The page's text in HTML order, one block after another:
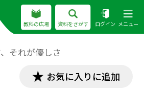
教科の広場 資料をさがす ログイン メニュー
それが優しさ
お気に入りに追加